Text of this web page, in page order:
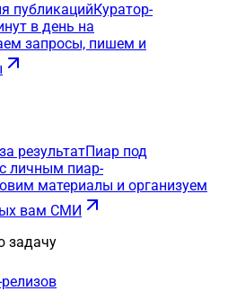
публикацийКуратор-
в день на
запросы, пишем и
результатПиар под
личным пиар-
материалы и организуем
вам СМИ
задачу